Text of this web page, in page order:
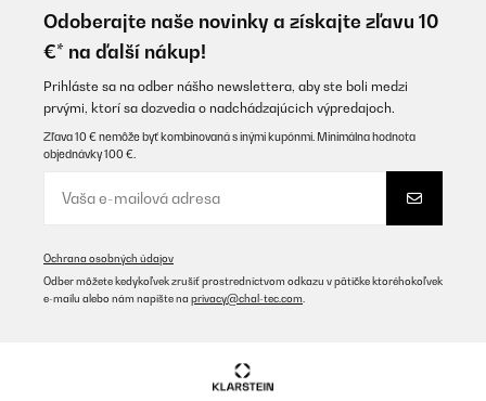
Odoberajte naše novinky a získajte zľavu 10
€* na ďalší nákup!
Prihláste sa na odber nášho newslettera, aby ste boli medzi
prvými, ktorí sa dozvedia o nadchádzajúcich výpredajoch.
Zľava 10 € nemôže byť kombinovaná s inými kupónmi. Minimálna hodnota
objednávky 100 €.
Ochrana osobných údajov
Odber môžete kedykoľvek zrušiť prostredníctvom odkazu v pätičke ktoréhokoľvek
e-mailu alebo nám napíšte na privacy@chal-tec.com